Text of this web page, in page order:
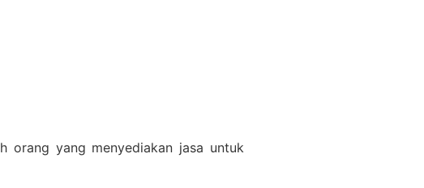
orang yang menyediakan jasa untuk